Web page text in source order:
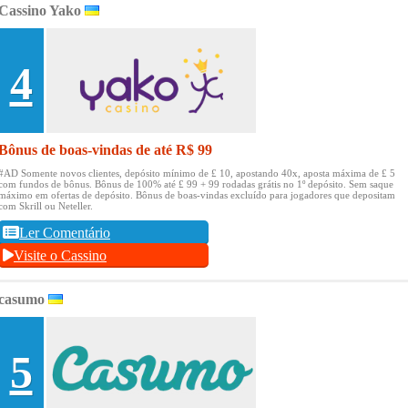
Yako
4
de boas-vindas de até R$ 99
Somente novos clientes, depósito mínimo de £ 10, apostando 40x, aposta máxima de £ 5
fundos de bônus. Bônus de 100% até £ 99 + 99 rodadas grátis no 1º depósito. Sem saque
em ofertas de depósito. Bônus de boas-vindas excluído para jogadores que depositam
Skrill ou Neteller.
Ler Comentário
Visite o Cassino
5